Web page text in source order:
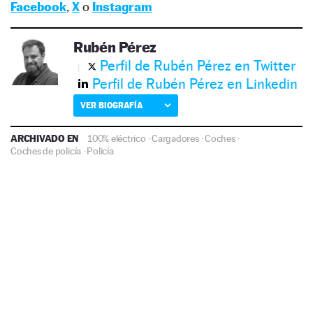
Facebook, Xo Instagram
Rubén Pérez
Perfil de Rubén Pérez en Twitter
Perfil de Rubén Pérez en Linkedin
VER BIOGRAFÍA
ARCHIVADO EN 100% eléctrico ·Cargadores·Coches·
Coches de policía ·Policía